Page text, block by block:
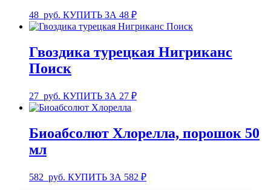
48 руб. КУПИТЬ ЗА 48 ₽
Гвоздика турецкая Нигриканс
Поиск
27 руб. КУПИТЬ ЗА 27 ₽
Биоабсолют Хлорелла, порошок 50
мл
582 руб. КУПИТЬ ЗА 582 ₽